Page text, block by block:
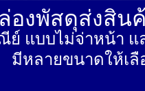
องพัสดุส่งสิ
ย์ แบบไม่จ่าหน้า
มีหลายขนาดให้เลื